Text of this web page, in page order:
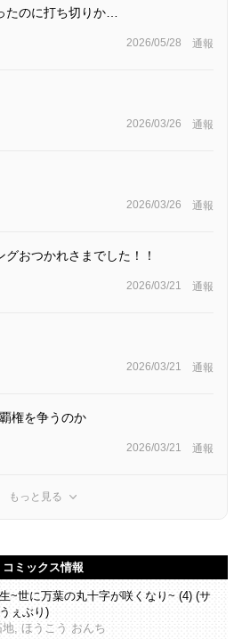
たのに打ち切りか…
2026/05/28 通報
2026/03/26 通報
2026/03/26 通報
グおつかれさまでした！！
2026/03/21 通報
2026/03/21 通報
権を争うのか
2026/03/21 通報
もっと見る
コミックス情報
~世に万葉の丸十字が咲くなり~ (4) (サ
ぇぶり)
地, ほうこう おんち